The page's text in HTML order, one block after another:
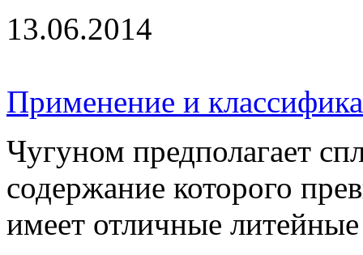
13.06.2014
Применение и
Чугуном предполагает
содержание которого
имеет отличные